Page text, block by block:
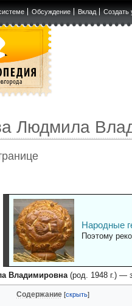
Обсуждение Вклад Создать
Людмила
Народные
Поэтому
Владимировна(род. 1948 г.) —
Содержание